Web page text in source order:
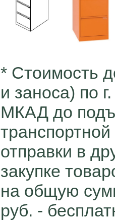
* Cтоимость
и заноса) по
МКАД до
отправки в
закупке
на общую
руб. -